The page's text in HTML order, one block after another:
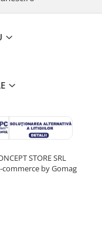
STORE SRL
commerce by Gomag